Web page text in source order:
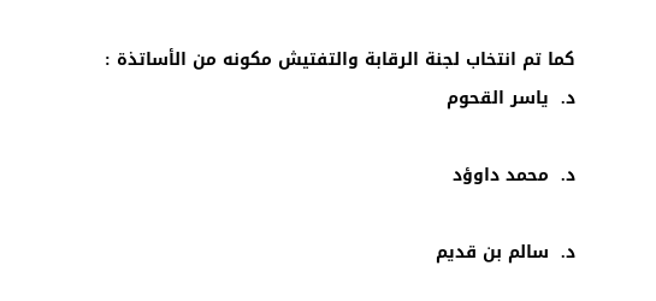
كما تم انتخاب لجنة الرقابة والتفتيش مكونه من الأساتذة :
د. ياسر القحوم
د. محمد داوؤد
د. سالم بن قديم